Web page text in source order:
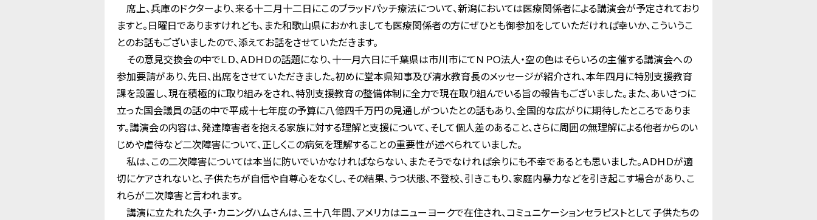
席上、兵庫のドクターより、来る十二月十二日にこのブラッドパッチ療法について、新潟においては医療関係者による講演会が予定されており
ますと。日曜日でありますけれども、また和歌山県におかれましても医療関係者の方にぜひとも御参加をしていただければ幸いか、こういうこ
とのお話もございましたので、添えてお話をさせていただきます。
その意見交換会の中でＬＤ、ＡＤＨＤの話題になり、十一月六日に千葉県は市川市にてＮＰＯ法人・空の色はそらいろの主催する講演会への
参加要請があり、先日、出席をさせていただきました。初めに堂本県知事及び清水教育長のメッセージが紹介され、本年四月に特別支援教育
課を設置し、現在積極的に取り組みをされ、特別支援教育の整備体制に全力で現在取り組んでいる旨の報告もございました。また、あいさつに
立った国会議員の話の中で平成十七年度の予算に八億四千万円の見通しがついたとの話もあり、全国的な広がりに期待したところでありま
す。講演会の内容は、発達障害者を抱える家族に対する理解と支援について、そして個人差のあること、さらに周囲の無理解による他者からのい
じめや虐待など二次障害について、正しくこの病気を理解することの重要性が述べられていました。
私は、この二次障害については本当に防いでいかなければならない、またそうでなければ余りにも不幸であるとも思いました。ＡＤＨＤが適
切にケアされないと、子供たちが自信や自尊心をなくし、その結果、うつ状態、不登校、引きこもり、家庭内暴力などを引き起こす場合があり、こ
れらが二次障害と言われます。
講演に立たれた久子・カニングハムさんは、三十八年間、アメリカはニューヨークで在住され、コミュニケーションセラピストとして子供たちの